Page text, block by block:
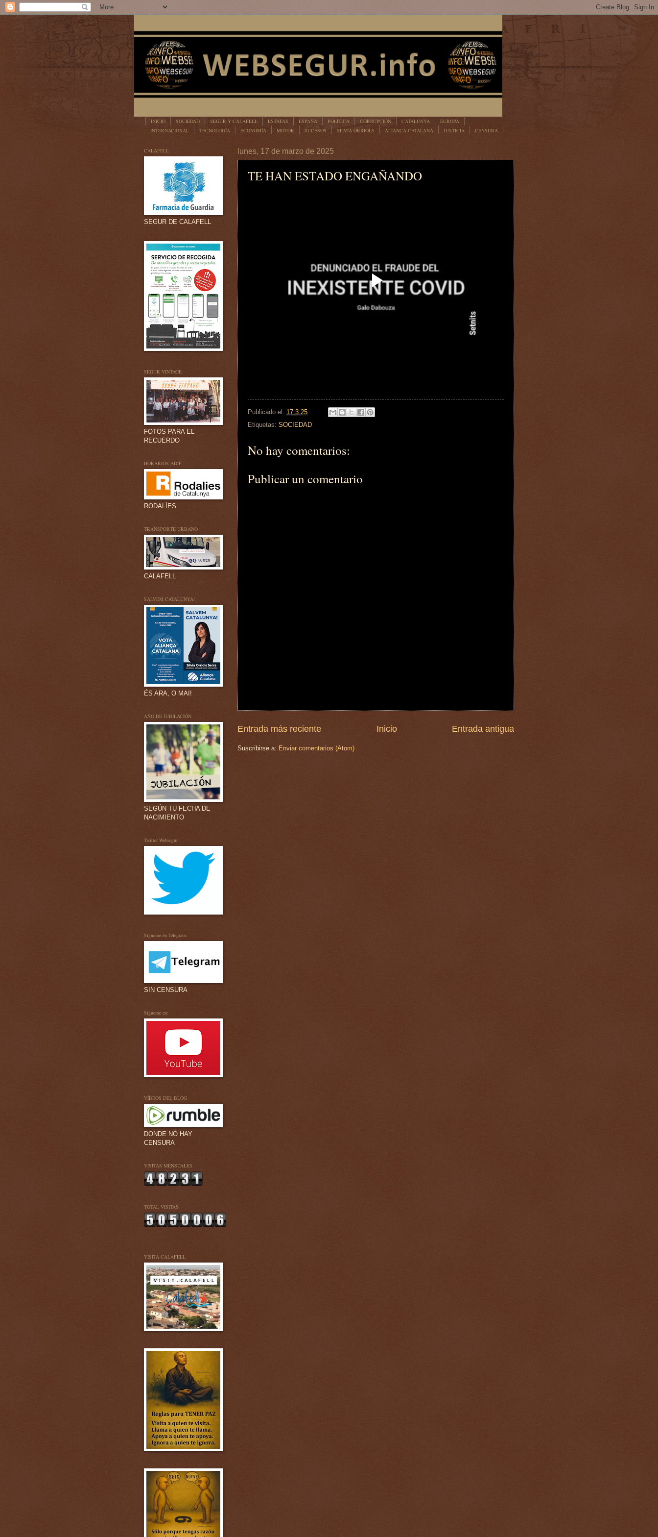
INICIO SOCIEDAD SEGUR Y CALAFELL ESTAFAS ESPAÑA POLÍTICA CORRUPCIÓN CATALUNYA
EUROPA
INTERNACIONAL
TECNOLOGÍA ECONOMÍA MOTOR SUCESOS SILVIA ORRIOLS ALIANÇA CATALANA JUSTICIA
CENSURA
lunes, 17 de marzo de 2025
TE HAN ESTADO ENGAÑANDO
Publicado el: 17.3.25
Etiquetas: SOCIEDAD
No hay comentarios:
Publicar un comentario
Entrada más reciente Entrada antigua
Inicio
Suscribirse a: Enviar comentarios (Atom)
CALAFELL
SEGUR DE CALAFELL
SEGUR VINTAGE
FOTOS PARA EL
RECUERDO
HORARIOS ADIF
RODALÍES
TRANSPORTE URBANO
CALAFELL
SALVEM CATALUNYA!
ÉS ARA, O MAI!
AÑO DE JUBILACIÓN
SEGÚN TU FECHA DE
NACIMIENTO
Twitter Websegur
Sígueme en Telegram
SIN CENSURA
Sígueme en:
VÍDEOS DEL BLOG
DONDE NO HAY
CENSURA
VISITAS MENSUALES
TOTAL VISITAS
VISITA CALAFELL